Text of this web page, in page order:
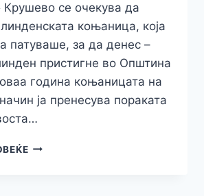
Крушево се очекува да
коњаница, која
патуваше, за да денес –
пристигне во Општина
година коњаницата на
ја пренесува пораката
МАКЕДОНИЈА